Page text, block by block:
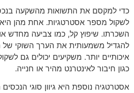
כדי למקסם את התשואות מהשקעה
לשקול מספר אסטרטגיות. אחת מהן היא
השכרתו. שיפוץ קל, כמו צביעה מחדש
להגדיל משמעותית את הערך השוקי של
איכותיים יותר. משקיעים יכולים גם
כגון חיבור לאינטרנט מהיר או חנייה.
אסטרטגיה נוספת היא גיוון סוגי